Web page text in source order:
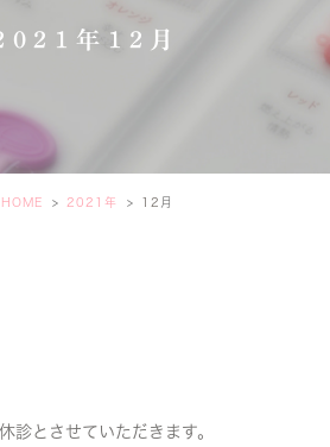
年12月
HOME 2021年 12 月
診とさせていただきます。